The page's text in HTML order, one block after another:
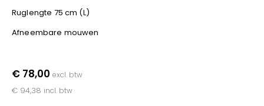
Ruglengte 75 cm (L)
Afneembare mouwen
€ 78,00 excl. btw
€ 94,38 incl. btw